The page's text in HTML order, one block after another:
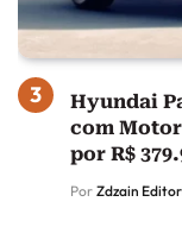
Hyundai
com Motor
por R$
Por Zdzain